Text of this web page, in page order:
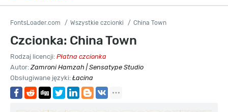
FontsLoader.com Wszystkie czcionki China Town
Czcionka: China Town
Rodzaj licencji: Płatna czcionka
Autor:Zamroni Hamzah | Sensatype Studio
Obsługiwane języki: Łacina